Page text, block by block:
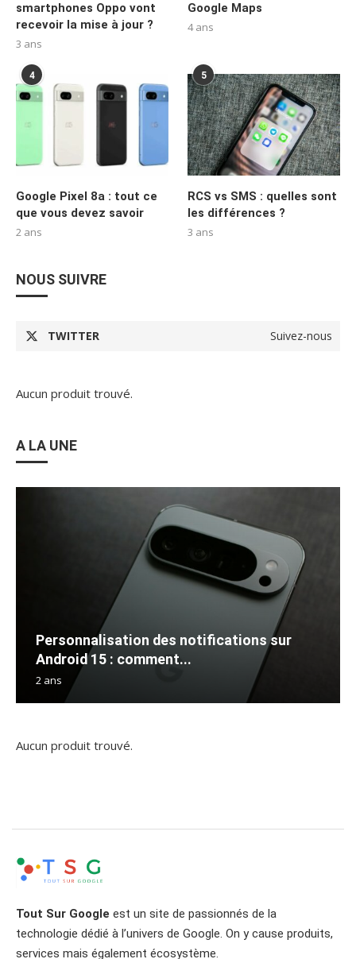
smartphones Oppo vont
recevoir la mise à jour ?
3 ans
Google Maps
4 ans
4
Google Pixel 8a : tout ce
que vous devez savoir
2 ans
5
RCS vs SMS : quelles sont
les différences ?
3 ans
NOUS SUIVRE
TWITTER Suivez-nous
Aucun produit trouvé.
A LA UNE
Personnalisation des notifications sur
Android 15 : comment...
2 ans
Aucun produit trouvé.
Tout Sur Google est un site de passionnés de la
technologie dédié à l’univers de Google. On y cause produits,
services mais également écosystème.